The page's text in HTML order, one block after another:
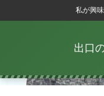
私が興
出口